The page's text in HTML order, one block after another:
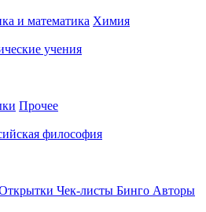
и математика Химия
учения
Прочее
философия
Чек-листы Бинго Авторы